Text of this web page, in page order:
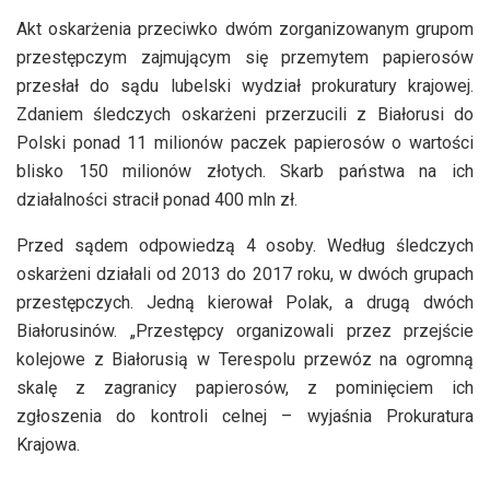
Akt oskarżenia przeciwko dwóm zorganizowanym grupom
przestępczym zajmującym się przemytem papierosów
przesłał do sądu lubelski wydział prokuratury krajowej.
Zdaniem śledczych oskarżeni przerzucili z Białorusi do
Polski ponad 11 milionów paczek papierosów o wartości
blisko 150 milionów złotych. Skarb państwa na ich
działalności stracił ponad 400 mln zł.
Przed sądem odpowiedzą 4 osoby. Według śledczych
oskarżeni działali od 2013 do 2017 roku, w dwóch grupach
przestępczych. Jedną kierował Polak, a drugą dwóch
Białorusinów. „Przestępcy organizowali przez przejście
kolejowe z Białorusią w Terespolu przewóz na ogromną
skalę z zagranicy papierosów, z pominięciem ich
zgłoszenia do kontroli celnej – wyjaśnia Prokuratura
Krajowa.